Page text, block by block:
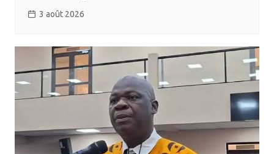
3 août 2026